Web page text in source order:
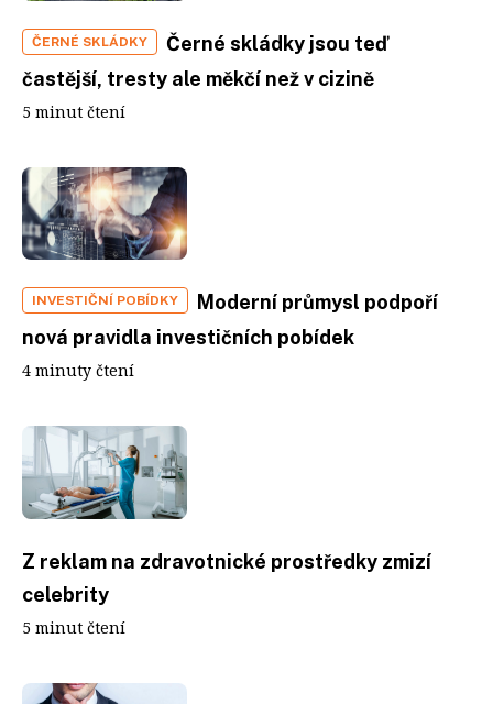
ČERNÉ SKLÁDKY
Černé skládky jsou teď
častější, tresty ale měkčí než v cizině
5 minut čtení
INVESTIČNÍ POBÍDKY
Moderní průmysl podpoří
nová pravidla investičních pobídek
4 minuty čtení
Z reklam na zdravotnické prostředky zmizí
celebrity
5 minut čtení